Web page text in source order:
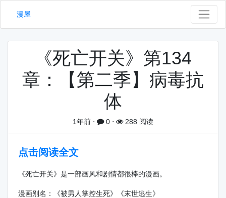
漫屋
《死亡开关》第134
章：【第二季】病毒抗
体
1年前 ⋅ 0 ⋅ 288 阅读
点击阅读全文
《死亡开关》是一部画风和剧情都很棒的漫画。
漫画别名：《被男人掌控生死》《末世逃生》